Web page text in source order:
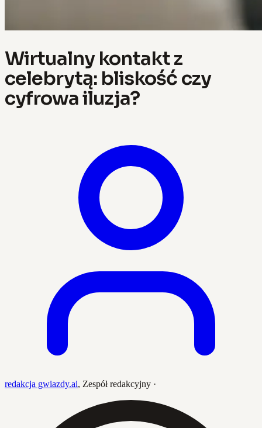
Wirtualny kontakt z
celebrytą: bliskość czy
cyfrowa iluzja?
redakcja gwiazdy.ai, Zespół redakcyjny ·